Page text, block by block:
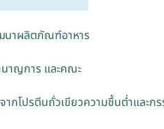
นาผลิตภัณฑ์อาหาร
าญการ และคณะ
กโปรตีนถั่วเขียวความชื้นต่ำและก